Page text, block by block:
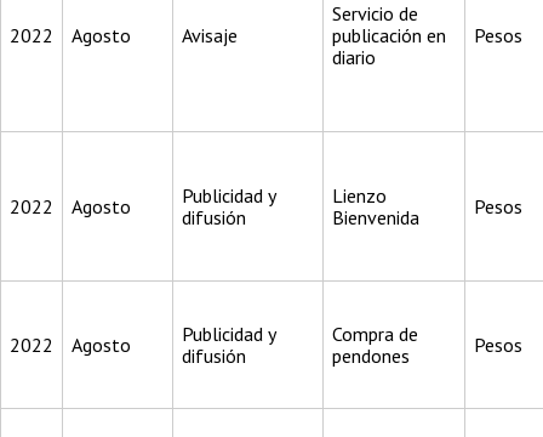
2022 Agosto Avisaje
Servicio de
publicación en
diario
Pesos
2022 Agosto
Publicidad y
difusión
Lienzo
Bienvenida
Pesos
2022 Agosto
Publicidad y
difusión
Compra de
pendones
Pesos